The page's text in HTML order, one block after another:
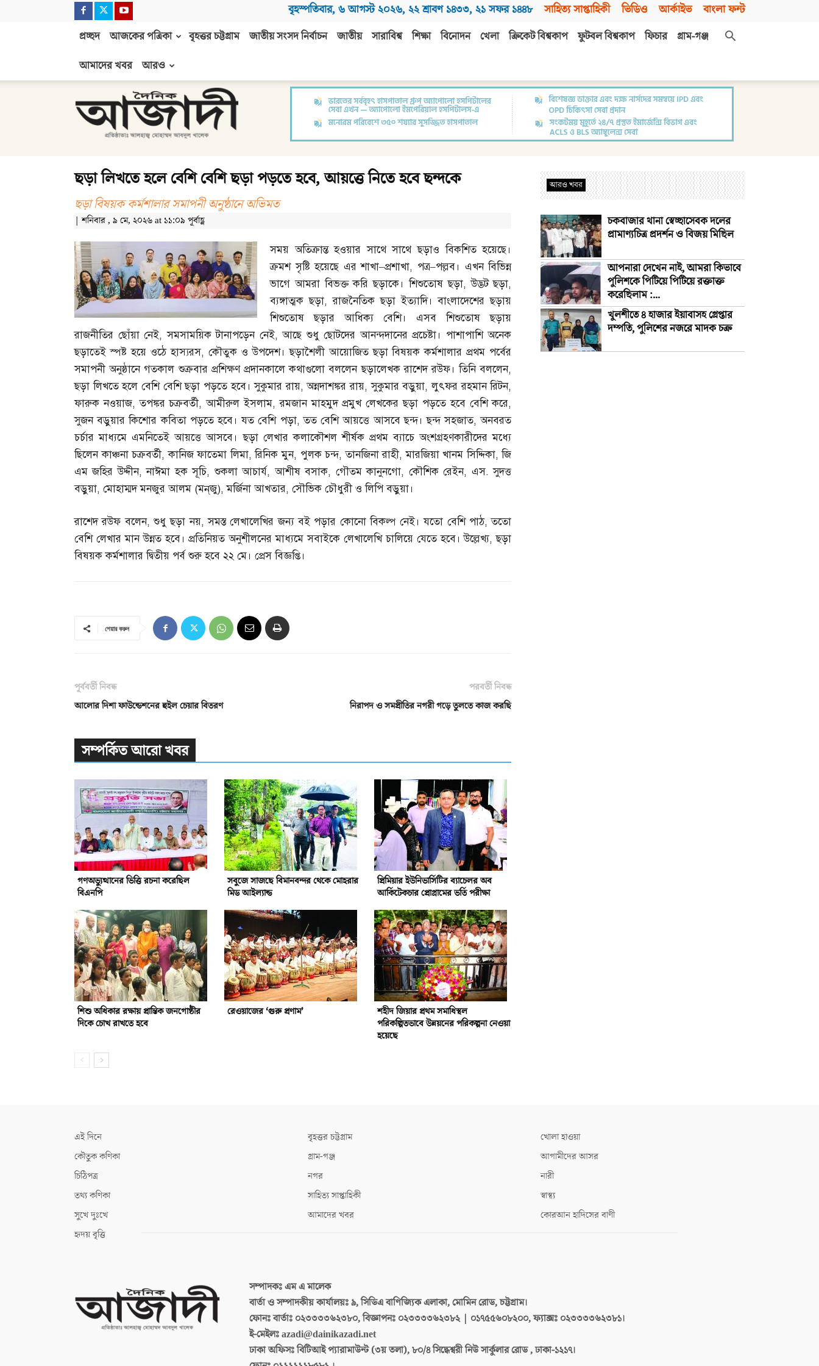
বৃহস্পতিবার, ৬ আগস্ট ২০২৬, ২২ শ্রাবণ ১৪৩৩, ২১ সফর ১৪৪৮ সাহিত্য সাপ্তাহিকী ভিডিও আর্কাইভ বাংলা ফন্ট
প্রচ্ছদ আজকের পত্রিকা বৃহত্তর চট্টগ্রাম জাতীয় সংসদ নির্বাচন জাতীয় সারাবিশ্ব শিক্ষা বিনোদন খেলা ক্রিকেট বিশ্বকাপ ফুটবল বিশ্বকাপ ফিচার
গ্রাম-গঞ্জ
আমাদের খবর
আরও
আজাদী
ছড়া লিখতে হলে বেশি বেশি ছড়া পড়তে হবে, আয়ত্তে নিতে হবে ছন্দকে
ছড়া বিষয়ক কর্মশালার সমাপনী অনুষ্ঠানে অভিমত
| শনিবার , ৯ মে, ২০২৬ at ১১:০৯ পূর্বাহ্ণ
সময় অতিক্রান্ত হওয়ার সাথে সাথে ছড়াও বিকশিত হয়েছে।
ক্রমশ সৃষ্টি হয়েছে এর শাখা–প্রশাখা, পত্র–পল্লব। এখন বিভিন্ন
ভাগে আমরা বিভক্ত করি ছড়াকে। শিশুতোষ ছড়া,উদ্ভট ছড়া,
ব্যঙ্গাত্মক ছড়া,রাজনৈতিক ছড়া ইত্যাদি। বাংলাদেশের ছড়ায়
শিশুতোষ ছড়ার আধিক্য বেশি। এসব শিশুতোষ ছড়ায়
রাজনীতির ছোঁয়া নেই,সমসাময়িক টানাপড়েন নেই,আছে শুধু ছোটদের আনন্দদানের প্রচেষ্টা। পাশাপাশি অনেক
ছড়াতেই স্পষ্ট হয়ে ওঠে হাস্যরস, কৌতুক ও উপদেশ। ছড়াশৈলী আয়োজিত ছড়া বিষয়ক কর্মশালার প্রথম পর্বের
সমাপনী অনুষ্ঠানে গতকাল শুক্রবার প্রশিক্ষণ প্রদানকালে কথাগুলো বললেন ছড়ালেখক রাশেদ রউফ। তিনি বললেন,
ছড়া লিখতে হলে বেশি বেশি ছড়া পড়তে হবে। সুকুমার রায়,অন্নদাশঙ্কর রায়,সুকুমার বড়ুয়া,লুৎফর রহমান রিটন,
ফারুক নওয়াজ,তপঙ্কর চক্রবর্তী,আমীরুল ইসলাম,রমজান মাহমুদ প্রমুখ লেখকের ছড়া পড়তে হবে বেশি করে,
সুজন বড়ুয়ার কিশোর কবিতা পড়তে হবে। যত বেশি পড়া,তত বেশি আয়ত্তে আসবে ছন্দ। ছন্দ সহজাত,অনবরত
চর্চার মাধ্যমে এমনিতেই আয়ত্তে আসবে। ছড়া লেখার কলাকৌশল শীর্ষক প্রথম ব্যাচে অংশগ্রহণকারীদের মধ্যে
ছিলেন কাঞ্চনা চক্রবর্তী,কানিজ ফাতেমা লিমা,রিনিক মুন, পুলক চন্দ,তানজিনা রাহী,মারজিয়া খানম সিদ্দিকা,জি
এম জহির উদ্দীন,নাঈমা হক সূচি, শুকলা আচার্য,আশীষ বসাক, গৌতম কানুনগো, কৌশিক রেইন, এস.সুদত্ত
বড়ুয়া, মোহাম্মদ মনজুর আলম (মন্‌জু),মর্জিনা আখতার, সৌভিক চৌধুরী ও লিপি বড়ুয়া।
রাশেদ রউফ বলেন, শুধু ছড়া নয়,সমস্ত লেখালেখির জন্য বই পড়ার কোনো বিকল্প নেই। যতো বেশি পাঠ,ততো
বেশি লেখার মান উন্নত হবে। প্রতিনিয়ত অনুশীলনের মাধ্যমে সবাইকে লেখালেখি চালিয়ে যেতে হবে। উল্লেখ্য,ছড়া
বিষয়ক কর্মশালার দ্বিতীয় পর্ব শুরু হবে ২২ মে। প্রেস বিজ্ঞপ্তি।
শেয়ার করুন
পূর্ববর্তী নিবন্ধ
আলোর দিশা ফাউন্ডেশনের হুইল চেয়ার বিতরণ
পরবর্তী নিবন্ধ
নিরাপদ ও সমপ্রীতির নগরী গড়ে তুলতে কাজ করছি
সম্পর্কিত আরো খবর
গণঅভ্যুত্থানের ভিত্তি রচনা করেছিল
বিএনপি
সবুজে সাজছে বিমানবন্দর থেকে মোহরার
মিড আইল্যান্ড
প্রিমিয়ার ইউনিভার্সিটির ব্যাচেলর অব
আর্কিটেকচার প্রোগ্রামের ভর্তি পরীক্ষা
শিশু অধিকার রক্ষায় প্রান্তিক জনগোষ্ঠীর
দিকে চোখ রাখতে হবে
রেওয়াজের ‘গুরু প্রণাম’
শহীদ জিয়ার প্রথম সমাধিস্থল
পরিকল্পিতভাবে উন্নয়নের পরিকল্পনা নেওয়া
হয়েছে
আরও খবর
চকবাজার থানা স্বেচ্ছাসেবক দলের
প্রামাণ্যচিত্র প্রদর্শন ও বিজয় মিছিল
আপনারা দেখেন নাই, আমরা কিভাবে
পুলিশকে পিটিয়ে পিটিয়ে রক্তাক্ত
করেছিলাম :...
খুলশীতে ৪ হাজার ইয়াবাসহ গ্রেপ্তার
দম্পতি, পুলিশের নজরে মাদক চক্র
এই দিনে
কৌতুক কণিকা
চিঠিপত্র
তথ্য কণিকা
সুখে দুঃখে
হৃদয় বৃত্তি
বৃহত্তর চট্টগ্রাম
গ্রাম-গঞ্জ
নগর
সাহিত্য সাপ্তাহিকী
আমাদের খবর
খোলা হাওয়া
আগামীদের আসর
নারী
স্বাস্থ্য
কোরআন হাদিসের বাণী
সম্পাদকঃএম এ মালেক
বার্তা ও সম্পাদকীয় কার্যালয়ঃ৯, সিডিএ বাণিজ্যিক এলাকা, মোমিন রোড, চট্টগ্রাম।
ফোনঃ বার্তাঃ ০২৩৩৩৩৬২৩৮০, বিজ্ঞাপনঃ ০২৩৩৩৩৬২৩৮২ | ০১৭৫৫৬০৮২০০, ফ্যাক্সঃ ০২৩৩৩৩৬২৩৮১।
ই-মেইলঃazadi@dainikazadi.net
ঢাকা অফিসঃবিটিআই প্যারামাউন্ট (৩য় তলা), ৮০/৪ সিদ্ধেশ্বরী নিউ সার্কুলার রোড , ঢাকা-১২১৭।